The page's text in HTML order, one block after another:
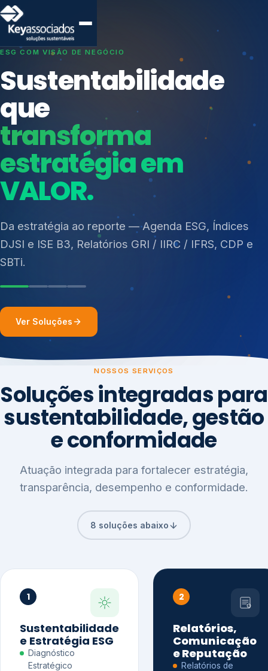
SISTEMAS DE GESTÃO OTIMIZADOS E INTEGRADOS
Conformidade que
protege seu
negócio.
Consultoria, auditoria e treinamentos em ISO 27001,
ISO 27701, ISO 42001, ISO 37001, ISO 9001, ISO
resíduos sólidos (PGRS/PMGRS).
Índices de Mercado
Mudanças Climáticas
Reputação e Cadeia
Reporte Regulatório
Ver Soluções
NOSSOS SERVIÇOS
Soluções integradas para
sustentabilidade, gestão
e conformidade
Atuação integrada para fortalecer estratégia,
transparência, desempenho e conformidade.
8 soluções abaixo
1
Sustentabilidade
e Estratégia ESG
Diagnóstico
Estratégico
2
Relatórios,
Comunicação
e Reputação
Relatórios de